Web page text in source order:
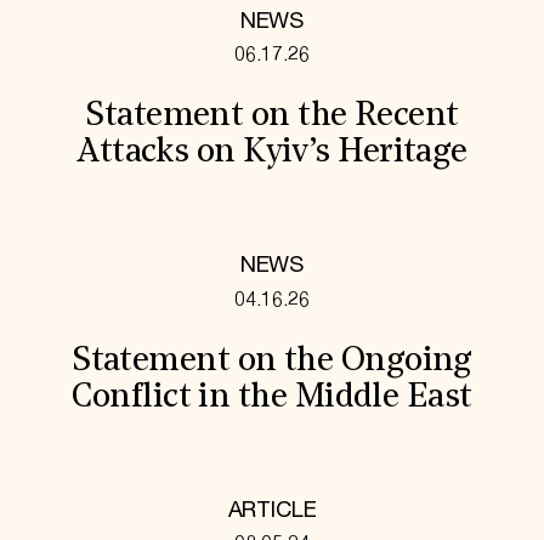
NEWS
06.17.26
Statement on the Recent
Attacks on Kyiv’s Heritage
NEWS
04.16.26
Statement on the Ongoing
Conflict in the Middle East
ARTICLE